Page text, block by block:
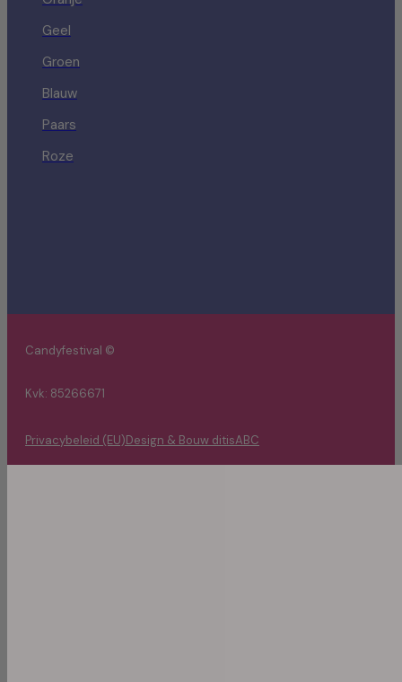
Geel
Groen
Blauw
Paars
Roze
Candyfestival ©
Kvk: 85266671
Privacybeleid (EU)Design & Bouw ditisABC